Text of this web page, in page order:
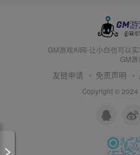
码+管理后台+GM授权后台
+安卓苹果双端+详细搭建教
GM游戏AI网-让小白也可以
GM游
友链申请 免责声明
Copyright © 2024